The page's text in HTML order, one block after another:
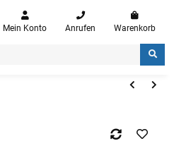
Mein Konto Anrufen Warenkorb